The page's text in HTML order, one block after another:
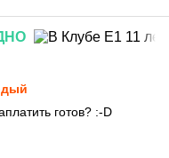
готов? :-D